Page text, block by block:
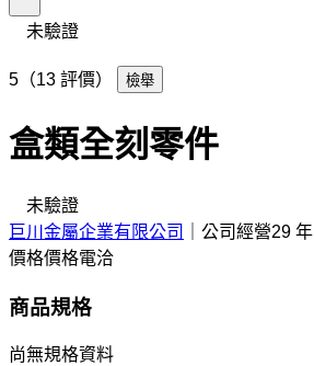
未驗證
5（13 評價） 檢舉
盒類全刻零件
未驗證
巨川金屬企業有限公司
公司經營29 年
價格價格電洽
商品規格
尚無規格資料